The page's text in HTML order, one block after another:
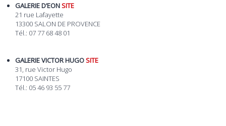
GALERIE D’EONSITE
21 rue Lafayette
13300 SALON DE PROVENCE
Tél.: 07 77 68 48 01
GALERIE VICTOR HUGOSITE
31, rue Victor Hugo
17100 SAINTES
Tél.: 05 46 93 55 77